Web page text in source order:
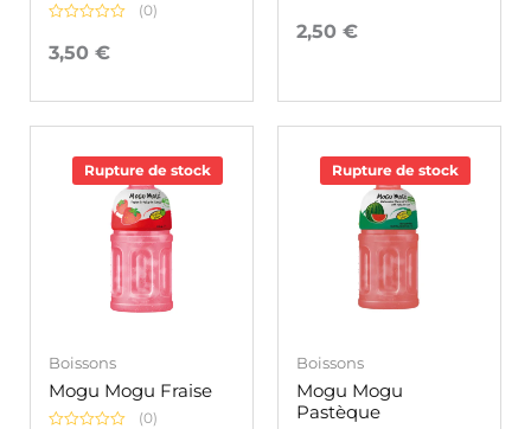
0
sur
(0)
3,50 €
0
sur
2,50 €
Rupture de stock
Boissons
Mogu Mogu Fraise
(0)
Rupture de stock
Boissons
Mogu Mogu
Pastèque